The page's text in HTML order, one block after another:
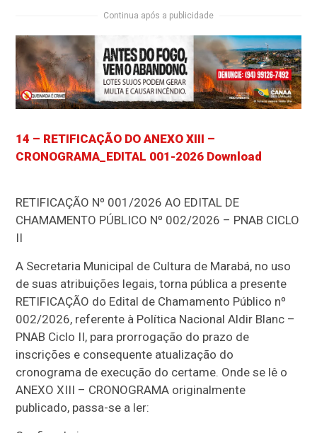
Continua após a publicidade
14 – RETIFICAÇÃO DO ANEXO XIII –
CRONOGRAMA_EDITAL 001-2026 Download
RETIFICAÇÃO Nº 001/2026 AO EDITAL DE
CHAMAMENTO PÚBLICO Nº 002/2026 – PNAB CICLO
II
A Secretaria Municipal de Cultura de Marabá, no uso
de suas atribuições legais, torna pública a presente
RETIFICAÇÃO do Edital de Chamamento Público nº
002/2026, referente à Política Nacional Aldir Blanc –
PNAB Ciclo II, para prorrogação do prazo de
inscrições e consequente atualização do
cronograma de execução do certame. Onde se lê o
ANEXO XIII – CRONOGRAMA originalmente
publicado, passa-se a ler: